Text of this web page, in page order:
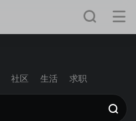
社区 生活 求职